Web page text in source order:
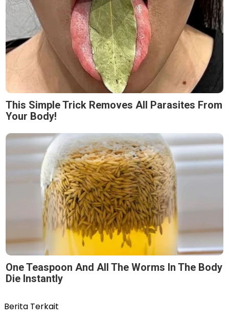
This Simple Trick Removes All Parasites From
Your Body!
One Teaspoon And All The Worms In The Body
Die Instantly
Berita Terkait